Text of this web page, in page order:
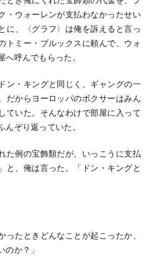
・ウォーレンが支払わなかったせい
に、〈グラフ〉は俺を訴えると言っ
トミー・ブルックスに頼んで、ウォ
呼んでもらった。
ン・キングと同じく、ギャングの一
だからヨーロッパのボクサーはみん
ていた。そんなわけで部屋に入って
ぞり返っていた。
た例の宝飾類だが、いっこうに支払
と、俺は言った。「ドン・キングと
ったときどんなことが起こったか、
のか？」